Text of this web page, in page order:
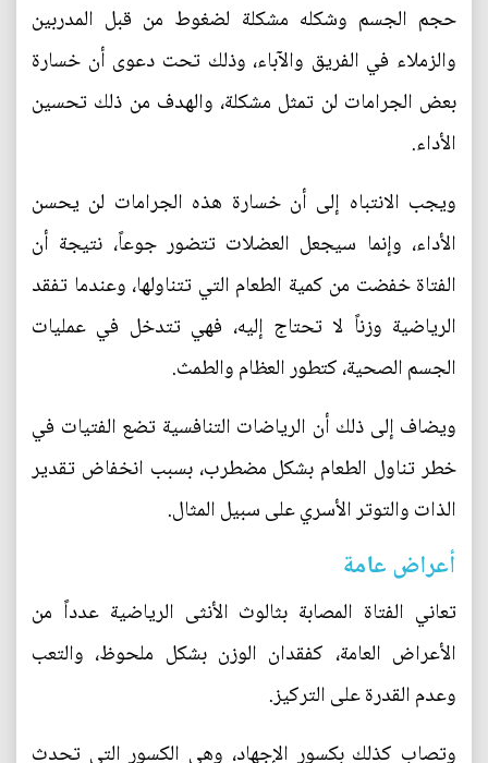
حجم الجسم وشكله مشكلة لضغوط من قبل المدربين
والزملاء في الفريق والآباء، وذلك تحت دعوى أن خسارة
بعض الجرامات لن تمثل مشكلة، والهدف من ذلك تحسين
الأداء.
ويجب الانتباه إلى أن خسارة هذه الجرامات لن يحسن
الأداء، وإنما سيجعل العضلات تتضور جوعاً، نتيجة أن
الفتاة خفضت من كمية الطعام التي تتناولها، وعندما تفقد
الرياضية وزناً لا تحتاج إليه، فهي تتدخل في عمليات
الجسم الصحية، كتطور العظام والطمث.
ويضاف إلى ذلك أن الرياضات التنافسية تضع الفتيات في
خطر تناول الطعام بشكل مضطرب، بسبب انخفاض تقدير
الذات والتوتر الأسري على سبيل المثال.
أعراض عامة
تعاني الفتاة المصابة بثالوث الأنثى الرياضية عدداً من
الأعراض العامة، كفقدان الوزن بشكل ملحوظ، والتعب
وعدم القدرة على التركيز.
وتصاب كذلك بكسور الإجهاد، وهي الكسور التي تحدث